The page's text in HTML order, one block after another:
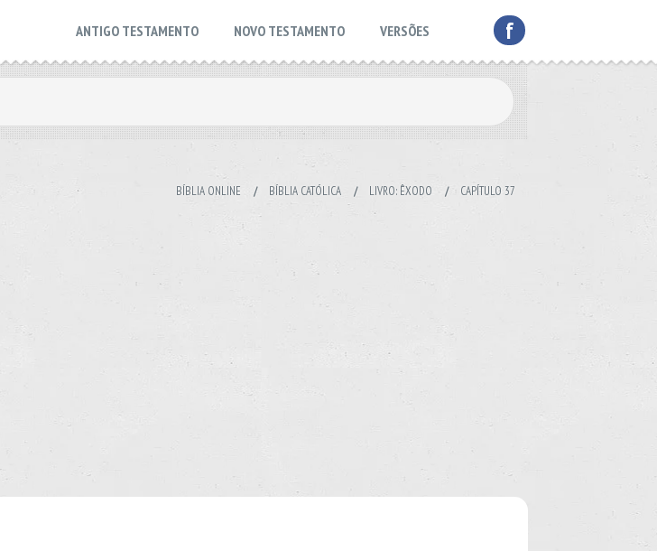
f
ANTIGO TESTAMENTO NOVO TESTAMENTO VERSÕES
BÍBLIA ONLINE / BÍBLIA CATÓLICA / LIVRO: ÊXODO / CAPÍTULO 37